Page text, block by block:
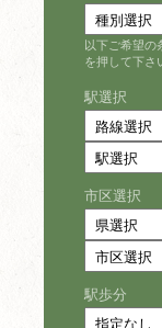
以下ご希望の
を押して下さ
駅選択
市区選択
駅歩分